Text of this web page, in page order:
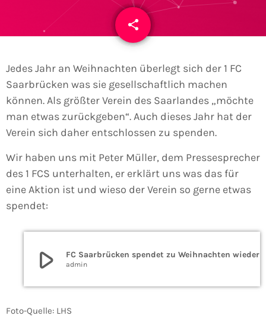
share
email
Jedes Jahr an Weihnachten überlegt sich der 1 FC
Saarbrücken was sie gesellschaftlich machen
können. Als größter Verein des Saarlandes „möchte
man etwas zurückgeben“. Auch dieses Jahr hat der
Verein sich daher entschlossen zu spenden.
Wir haben uns mit Peter Müller, dem Pressesprecher
des 1 FCS unterhalten, er erklärt uns was das für
eine Aktion ist und wieso der Verein so gerne etwas
spendet:
play_arrow FC Saarbrücken spendet zu Weihnachten wieder
admin
Foto-Quelle: LHS